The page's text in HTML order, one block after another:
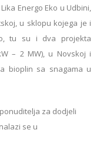
Energo Eko u Udbini,
u sklopu kojega je i
tu su i dva projekta
– 2 MW), u Novskoj i
bioplin sa snagama u
za dodjeli
se u